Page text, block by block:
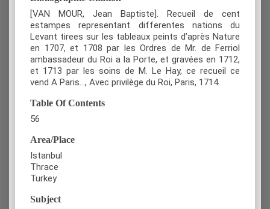
[VAN MOUR, Jean Baptiste]. Recueil de cent
estampes representant differentes nations du
Levant tirees sur les tableaux peints d’après Nature
en 1707, et 1708 par les Ordres de Mr. de Ferriol
ambassadeur du Roi a la Porte, et gravées en 1712,
et 1713 par les soins de M. Le Hay, ce recueil ce
vend A Paris…, Avec privilège du Roi, Paris, 1714.
Table Of Contents
56
Area/Place
Istanbul
Thrace
Turkey
Subject